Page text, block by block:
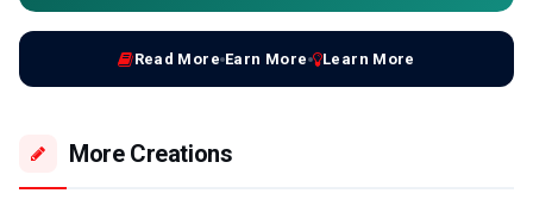
Read More Earn More Learn More
More Creations